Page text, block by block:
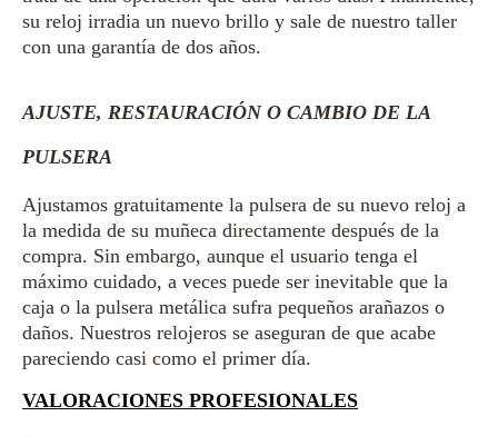
su reloj irradia un nuevo brillo y sale de nuestro taller
con una garantía de dos años.
AJUSTE, RESTAURACIÓN O CAMBIO DE LA
PULSERA
Ajustamos gratuitamente la pulsera de su nuevo reloj a
la medida de su muñeca directamente después de la
compra. Sin embargo, aunque el usuario tenga el
máximo cuidado, a veces puede ser inevitable que la
caja o la pulsera metálica sufra pequeños arañazos o
daños. Nuestros relojeros se aseguran de que acabe
pareciendo casi como el primer día.
VALORACIONES PROFESIONALES